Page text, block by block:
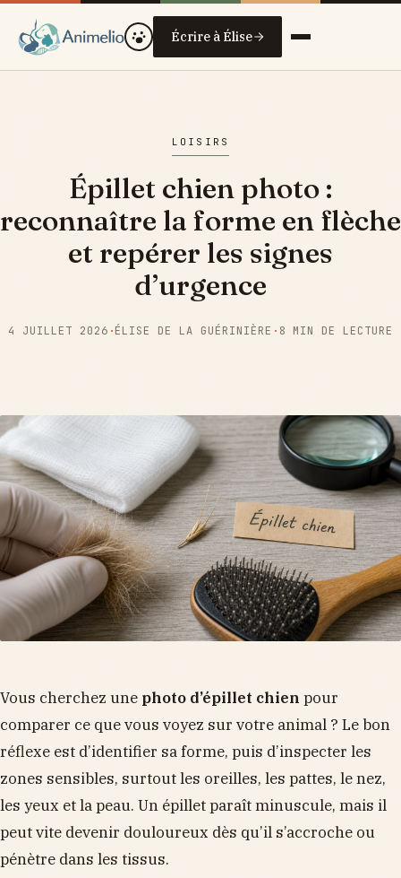
Écrire à Élise
LOISIRS
Épillet chien photo :
reconnaître la forme en flèche
et repérer les signes
d’urgence
4 JUILLET 2026 ·ÉLISE DE LA GUÉRINIÈRE · 8 MIN DE LECTURE
Vous cherchez une photo d’épillet chien pour
comparer ce que vous voyez sur votre animal ? Le bon
réflexe est d’identifier sa forme, puis d’inspecter les
zones sensibles, surtout les oreilles, les pattes, le nez,
les yeux et la peau. Un épillet paraît minuscule, mais il
peut vite devenir douloureux dès qu’il s’accroche ou
pénètre dans les tissus.